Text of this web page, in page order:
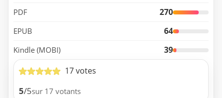
PDF 270
EPUB 64
Kindle (MOBI)
39
17 votes
5/5sur 17 votants